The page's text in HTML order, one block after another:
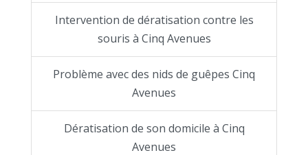
Intervention de dératisation contre les
souris à Cinq Avenues
Problème avec des nids de guêpes Cinq
Avenues
Dératisation de son domicile à Cinq
Avenues